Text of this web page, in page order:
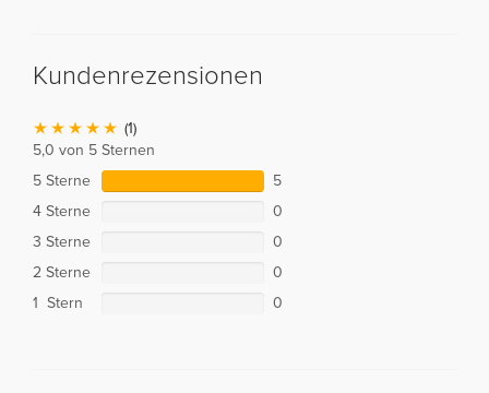
Kundenrezensionen
(1)
5,0 von 5 Sternen
5 Sterne
5
4 Sterne
0
3 Sterne
0
2 Sterne
0
1 Stern
0